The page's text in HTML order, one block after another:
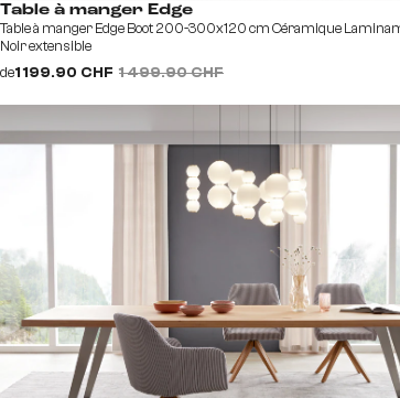
Table à manger Edge
Table à manger Edge Boot 200-300x120 cm Céramique
Noir extensible
de1 199.90 CHF 1 499.90 CHF